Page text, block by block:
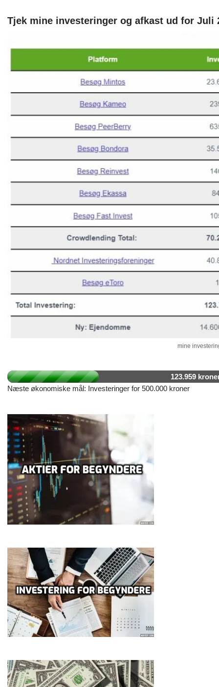
Tjek mine investeringer og afkast ud for Juli
mine
123.959
Næste økonomiske mål: Investeringer for 500.000 kroner